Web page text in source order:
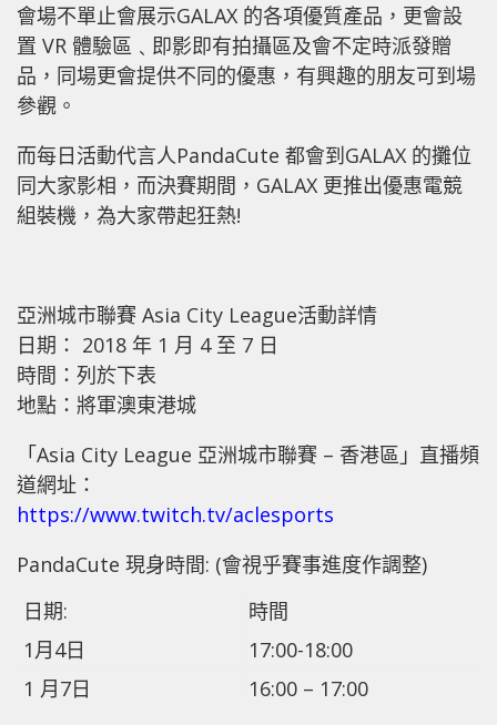
會場不單止會展示GALAX 的各項優質產品，更會設
置 VR 體驗區﹑即影即有拍攝區及會不定時派發贈
品，同場更會提供不同的優惠，有興趣的朋友可到場
參觀。
而每日活動代言人PandaCute 都會到GALAX 的攤位
同大家影相，而決賽期間，GALAX 更推出優惠電競
組裝機，為大家帶起狂熱!
亞洲城市聯賽 Asia City League活動詳情
日期： 2018 年 1 月 4 至 7 日
時間：列於下表
地點：將軍澳東港城
「Asia City League 亞洲城市聯賽 – 香港區」直播頻
道網址：
https://www.twitch.tv/aclesports
PandaCute 現身時間: (會視乎賽事進度作調整)
日期:
時間
1月4日
17:00-18:00
1 月7日
16:00 – 17:00